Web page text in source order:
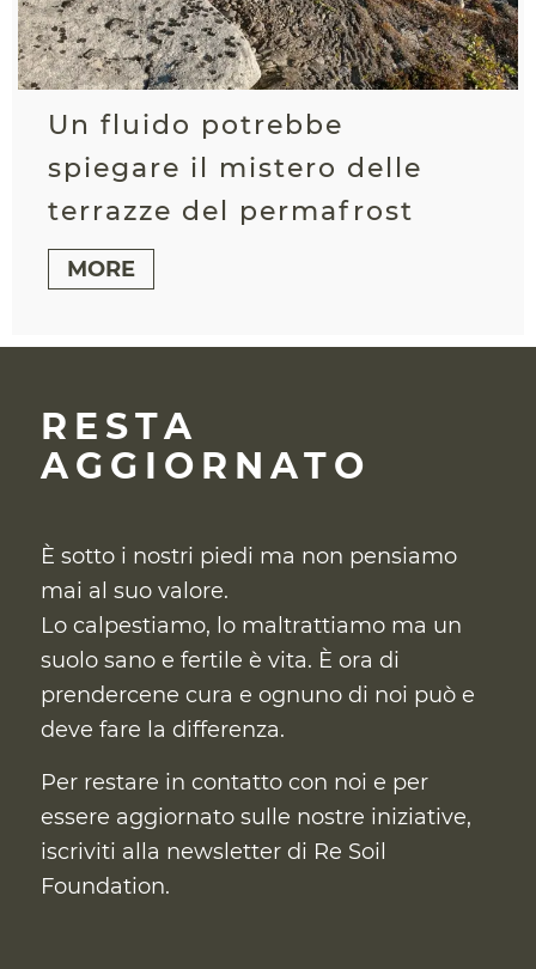
Un fluido potrebbe
spiegare il mistero delle
terrazze del permafrost
MORE
RESTA
AGGIORNATO
È sotto i nostri piedi ma non pensiamo
mai al suo valore.
Lo calpestiamo, lo maltrattiamo ma un
suolo sano e fertile è vita. È ora di
prendercene cura e ognuno di noi può e
deve fare la differenza.
Per restare in contatto con noi e per
essere aggiornato sulle nostre iniziative,
iscriviti alla newsletter di Re Soil
Foundation.